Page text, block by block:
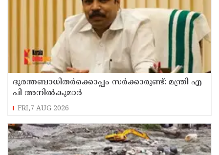
ദുരന്തബാധിതര്‍ക്കൊപ്പം സര്‍ക്കാരുണ്ട്: മന്ത്രി എ
പി അനില്‍കുമാര്‍
FRI,7 AUG 2026